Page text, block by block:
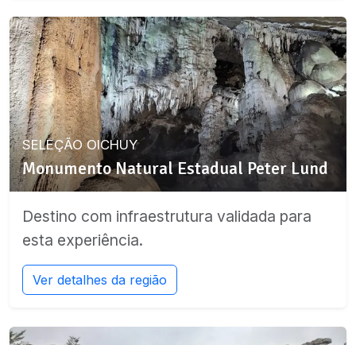
SELEÇÃO OICHUY
Monumento Natural Estadual Peter Lund
Destino com infraestrutura validada para
esta experiência.
Ver detalhes da região